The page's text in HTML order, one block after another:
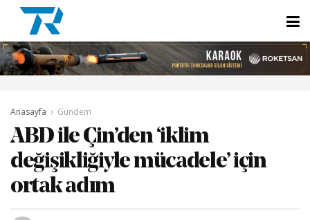
Anasayfa Gündem
ABD ile Çin’den ‘iklim
değişikliğiyle mücadele’ için
ortak adım